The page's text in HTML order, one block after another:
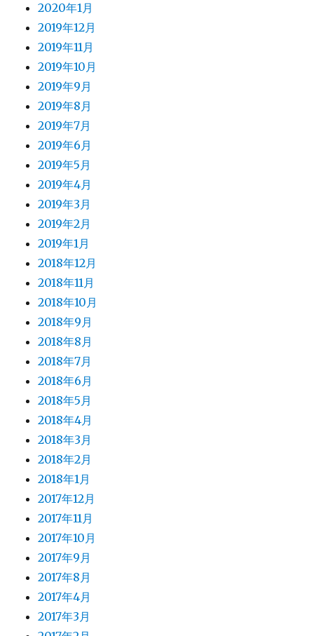
2020年1月
2019年12月
2019年11月
2019年10月
2019年9月
2019年8月
2019年7月
2019年6月
2019年5月
2019年4月
2019年3月
2019年2月
2019年1月
2018年12月
2018年11月
2018年10月
2018年9月
2018年8月
2018年7月
2018年6月
2018年5月
2018年4月
2018年3月
2018年2月
2018年1月
2017年12月
2017年11月
2017年10月
2017年9月
2017年8月
2017年4月
2017年3月